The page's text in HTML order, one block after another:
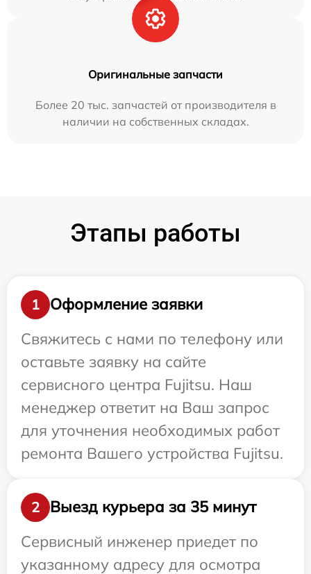
Оригинальные запчасти
Более 20 тыс. запчастей от производителя в
наличии на собственных складах.
Этапы работы
1
Оформление заявки
Свяжитесь с нами по телефону или
оставьте заявку на сайте
сервисного центра Fujitsu. Наш
менеджер ответит на Ваш запрос
для уточнения необходимых работ
ремонта Вашего устройства Fujitsu.
2
Выезд курьера за 35 минут
Сервисный инженер приедет по
указанному адресу для осмотра